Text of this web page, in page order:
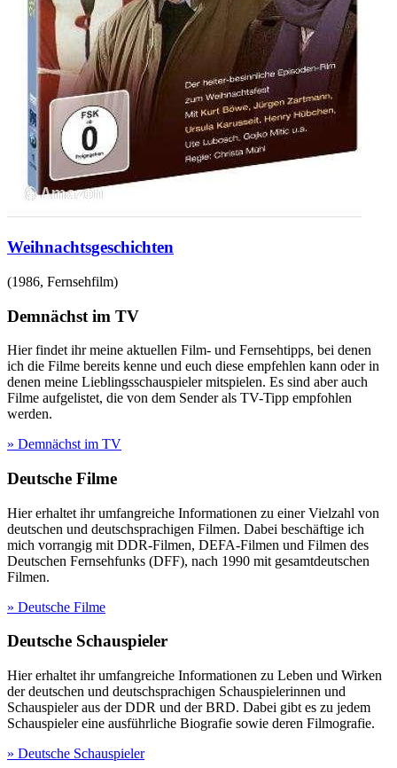
Weihnachtsgeschichten
(1986, Fernsehfilm)
Demnächst im TV
Hier findet ihr meine aktuellen Film- und Fernsehtipps, bei denen
ich die Filme bereits kenne und euch diese empfehlen kann oder in
denen meine Lieblingsschauspieler mitspielen. Es sind aber auch
Filme aufgelistet, die von dem Sender als TV-Tipp empfohlen
werden.
» Demnächst im TV
Deutsche Filme
Hier erhaltet ihr umfangreiche Informationen zu einer Vielzahl von
deutschen und deutschsprachigen Filmen. Dabei beschäftige ich
mich vorrangig mit DDR-Filmen, DEFA-Filmen und Filmen des
Deutschen Fernsehfunks (DFF), nach 1990 mit gesamtdeutschen
Filmen.
» Deutsche Filme
Deutsche Schauspieler
Hier erhaltet ihr umfangreiche Informationen zu Leben und Wirken
der deutschen und deutschsprachigen Schauspielerinnen und
Schauspieler aus der DDR und der BRD. Dabei gibt es zu jedem
Schauspieler eine ausführliche Biografie sowie deren Filmografie.
» Deutsche Schauspieler